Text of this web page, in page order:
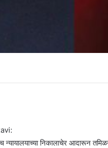
न्यायालयाच्या निकालाचेर आदारून